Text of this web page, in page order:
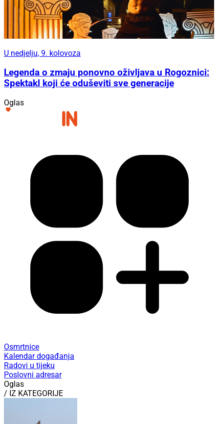
U nedjelju, 9. kolovoza
Legenda o zmaju ponovno oživljava u Rogoznici:
Spektakl koji će oduševiti sve generacije
Oglas
Osmrtnice
Kalendar događanja
Radovi u tijeku
Poslovni adresar
Oglas
/ IZ KATEGORIJE